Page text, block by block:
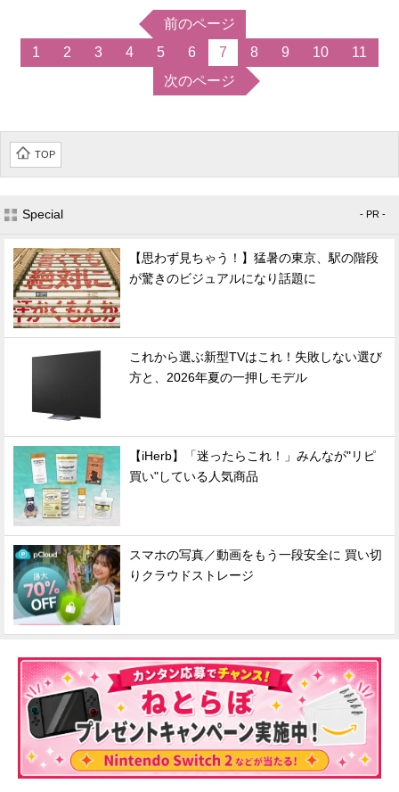
前のページ
1
2 3 4 5 6 7 8 9 10
11
次のページ
TOP
Special - PR -
【思わず見ちゃう！】猛暑の東京、駅の階段
が驚きのビジュアルになり話題に
これから選ぶ新型TVはこれ！失敗しない選び
方と、2026年夏の一押しモデル
【iHerb】「迷ったらこれ！」みんなが"リピ
買い"している人気商品
スマホの写真／動画をもう一段安全に 買い切
りクラウドストレージ